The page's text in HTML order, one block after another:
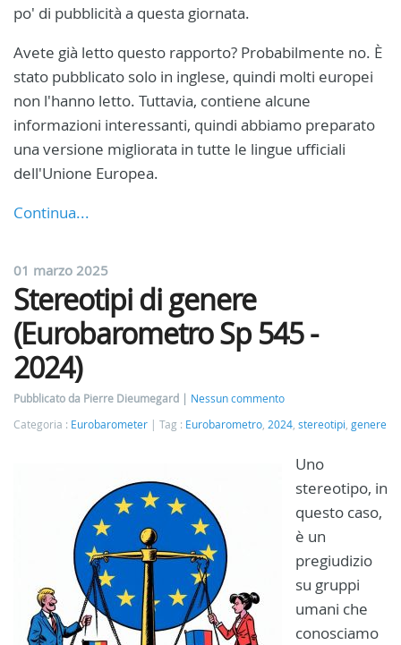
po' di pubblicità a questa giornata.
Avete già letto questo rapporto? Probabilmente no. È
stato pubblicato solo in inglese, quindi molti europei
non l'hanno letto. Tuttavia, contiene alcune
informazioni interessanti, quindi abbiamo preparato
una versione migliorata in tutte le lingue ufficiali
dell'Unione Europea.
Continua...
01 marzo 2025
Stereotipi di genere
(Eurobarometro Sp 545 -
2024)
Pubblicato da Pierre Dieumegard
Nessun commento
Categoria : Eurobarometer Tag : Eurobarometro 2024 stereotipi genere
Uno
stereotipo, in
questo caso,
è un
pregiudizio
su gruppi
umani che
conosciamo